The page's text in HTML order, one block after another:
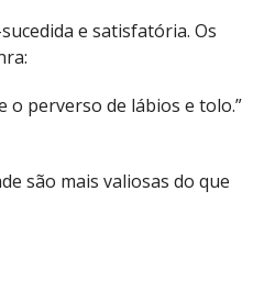
e satisfatória. Os
o perverso de lábios e tolo.”
são mais valiosas do que